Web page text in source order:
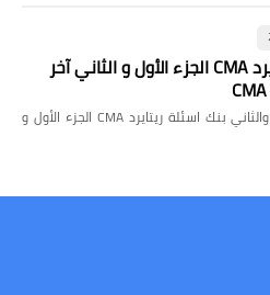
بنك اسئلة ريتايرد CMA الجزء الأول و الثاني آخر
أحدث بنك أسئلة ريتايرد للجزء الأول والثاني بنك اسئلة ريتايرد CMA الجزء الأول و